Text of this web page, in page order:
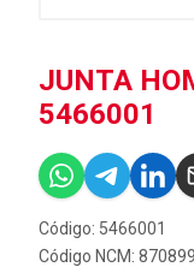
JUNTA
5466001
Código: 5466001
Código NCM: